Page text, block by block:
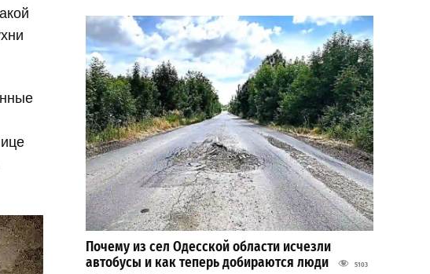
Почему из сел Одесской области исчезли
автобусы и как теперь добираются люди
5103